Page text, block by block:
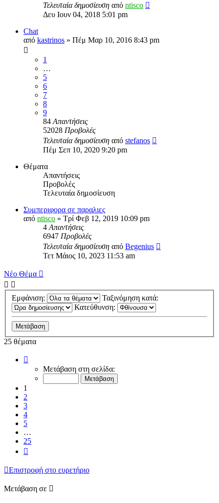
Τελευταία δημοσίευση από ntisco
Δευ Ιουν 04, 2018 5:01 pm
Chat
από kastrinos » Πέμ Μαρ 10, 2016 8:43 pm
1
…
5
6
7
8
9
84 Απαντήσεις
52028 Προβολές
Τελευταία δημοσίευση από stefanos
Πέμ Σεπ 10, 2020 9:20 pm
Θέματα
Απαντήσεις
Προβολές
Τελευταία δημοσίευση
Συμπεριφορα σε παραλιες
από ntisco » Τρί Φεβ 12, 2019 10:09 pm
4 Απαντήσεις
6947 Προβολές
Τελευταία δημοσίευση από Begenius
Τετ Μάιος 10, 2023 11:53 am
Νέο Θέμα
Εμφάνιση:
Ταξινόμηση κατά:
Κατεύθυνση:
25 θέματα
από
Μετάβαση στη σελίδα:
1
2
3
4
5
…
25
Επιστροφή στο ευρετήριο
Μετάβαση σε